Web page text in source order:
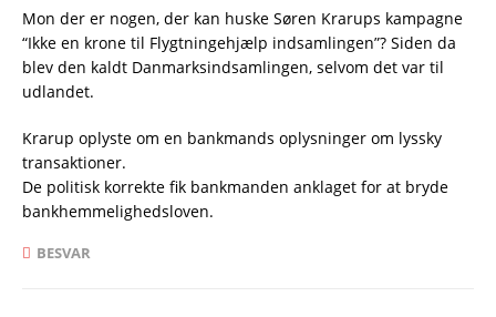
Mon der er nogen, der kan huske Søren Krarups kampagne
“Ikke en krone til Flygtningehjælp indsamlingen”? Siden da
blev den kaldt Danmarksindsamlingen, selvom det var til
udlandet.
Krarup oplyste om en bankmands oplysninger om lyssky
transaktioner.
De politisk korrekte fik bankmanden anklaget for at bryde
bankhemmelighedsloven.
BESVAR